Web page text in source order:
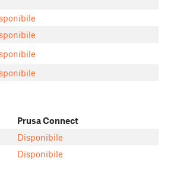
Prusa Connect
Disponibile
Disponibile